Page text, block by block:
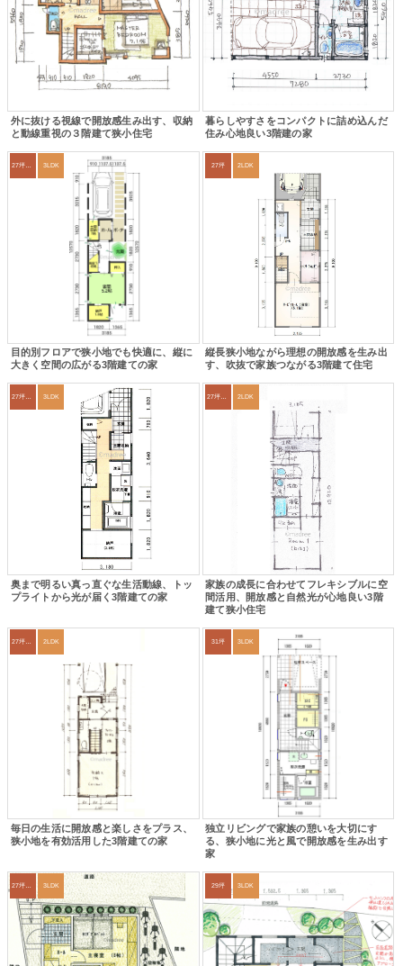
外に抜ける視線で開放感生み出す、収納
と動線重視の３階建て狭小住宅
暮らしやすさをコンパクトに詰め込んだ
住み心地良い3階建の家
3LDK
目的別フロアで狭小地でも快適に、縦に
大きく空間の広がる3階建ての家
27坪 2LDK
縦長狭小地ながら理想の開放感を生み出
す、吹抜で家族つながる3階建て住宅
27坪〜30坪 3LDK
奥まで明るい真っ直ぐな生活動線、トッ
プライトから光が届く3階建ての家
27坪〜30坪 2LDK
家族の成長に合わせてフレキシブルに空
間活用、開放感と自然光が心地良い3階
建て狭小住宅
2LDK
毎日の生活に開放感と楽しさをプラス、
狭小地を有効活用した3階建ての家
31坪 3LDK
独立リビングで家族の憩いを大切にす
る、狭小地に光と風で開放感を生み出す
家
3LDK 29坪 3LDK